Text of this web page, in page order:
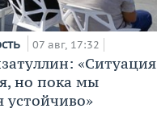
07 авг, 17:32
«Ситуация
но пока мы
устойчиво»